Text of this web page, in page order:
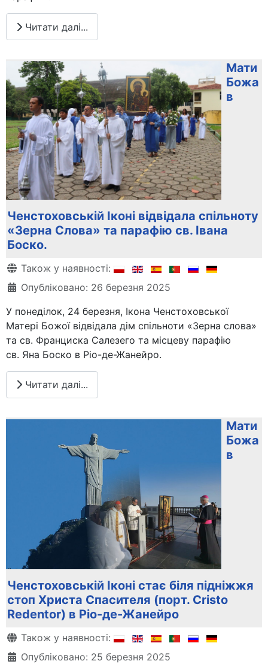
Читати далі...
Мати
Божа
в
Ченстоховській Іконі відвідала спільноту
«Зерна Слова» та парафію св. Івана
Боско.
Деталі
Також у наявності:
Опубліковано: 26 березня 2025
У понеділок, 24 березня, Ікона Ченстоховської
Матері Божої відвідала дім спільноти «Зерна слова»
та св. Франциска Салезего та місцеву парафію
св. Яна Боско в Ріо-де-Жанейро.
Читати далі...
Мати
Божа
в
Ченстоховській Іконі стає біля підніжжя
стоп Христа Спасителя (порт. Cristo
Redentor) в Ріо-де-Жанейро
Деталі
Також у наявності:
Опубліковано: 25 березня 2025